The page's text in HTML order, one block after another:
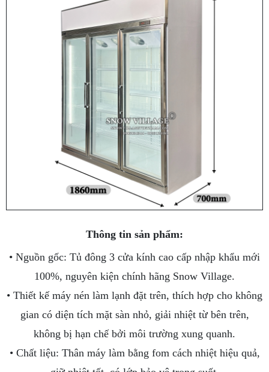
Thông tin sản phẩm:
• Nguồn gốc: Tủ đông 3 cửa kính cao cấp nhập khẩu mới
100%, nguyên kiện chính hãng Snow Village.
• Thiết kế máy nén làm lạnh đặt trên, thích hợp cho không
gian có diện tích mặt sàn nhỏ, giải nhiệt từ bên trên,
không bị hạn chế bởi môi trường xung quanh.
• Chất liệu: Thân máy làm bằng fom cách nhiệt hiệu quả,